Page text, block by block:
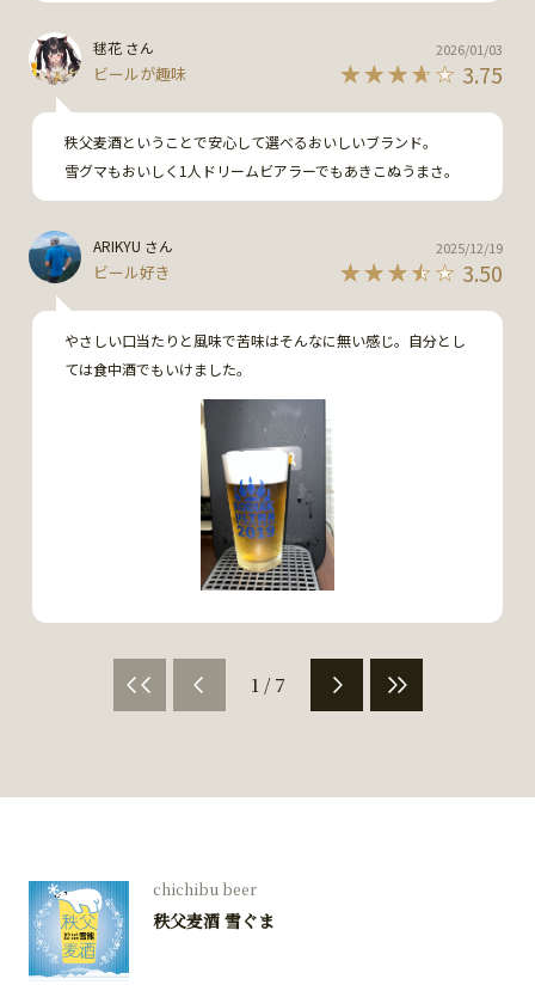
毬花 さん
ビールが趣味 3.75
2026/01/03
秩父麦酒ということで安心して選べるおいしいブランド。
雪グマもおいしく1人ドリームビアラーでもあきこぬうまさ。
ARIKYU さん
ビール好き 3.50
2025/12/19
やさしい口当たりと風味で苦味はそんなに無い感じ。自分とし
ては食中酒でもいけました。
1 / 7
chichibu beer
秩父麦酒 雪ぐま